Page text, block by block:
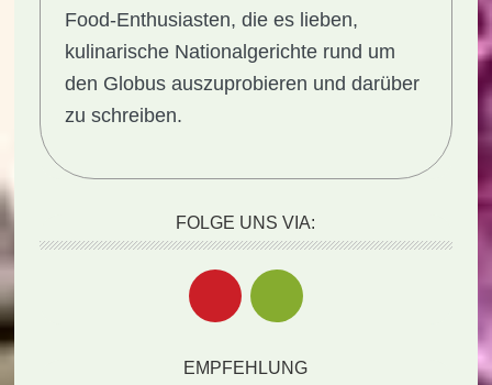
Food-Enthusiasten, die es lieben,
kulinarische Nationalgerichte rund um
den Globus auszuprobieren und darüber
zu schreiben.
FOLGE UNS VIA:
EMPFEHLUNG